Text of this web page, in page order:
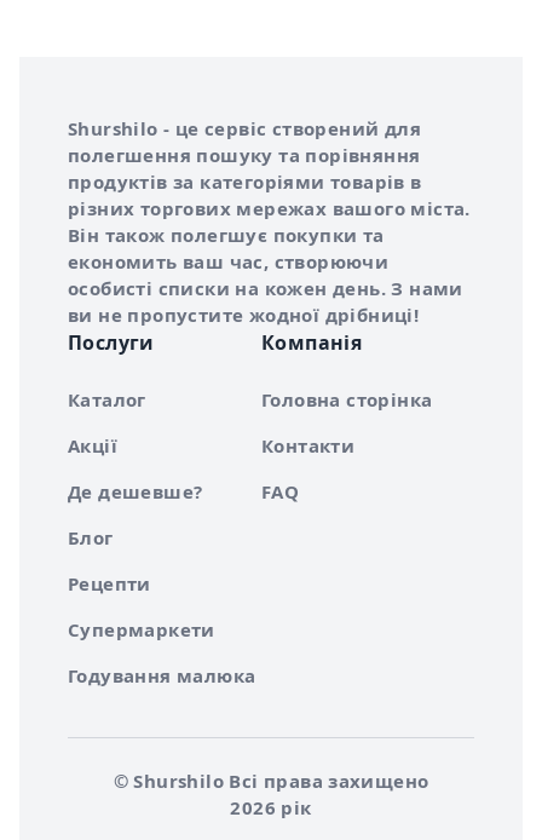
Про сервіс Shurshilo
Shurshilo - це сервіс створений для
полегшення пошуку та порівняння
продуктів за категоріями товарів в
різних торгових мережах вашого міста.
Він також полегшує покупки та
економить ваш час, створюючи
особисті списки на кожен день. З нами
ви не пропустите жодної дрібниці!
Послуги
Каталог
Акції
Де дешевше?
Блог
Рецепти
Супермаркети
Годування малюка
Компанія
Головна сторінка
Контакти
FAQ
© Shurshilo Всі права захищено
2026 рік